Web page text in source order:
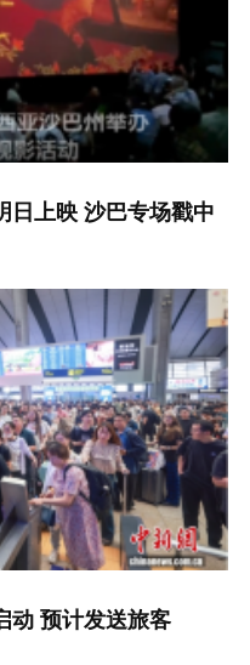
日上映 沙巴专场戳中
动 预计发送旅客